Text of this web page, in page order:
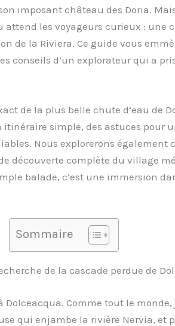
imposant château des Doria.
attend les voyageurs curieux : une
de la Riviera. Ce guide vous
conseils d’un explorateur qui a
de la plus belle chute d’eau de
simple, des astuces pour
Nous explorerons également
découverte complète du village
balade, c’est une immersion
Sommaire
de la cascade perdue de
Comme tout le monde,
qui enjambe la rivière Nervia, et